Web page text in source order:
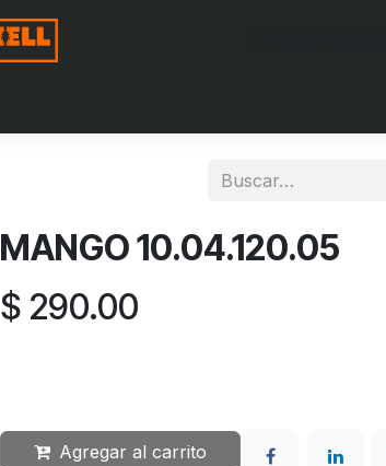
MANGO 10.04.120.05
$ 290.00
Agregar al carrito